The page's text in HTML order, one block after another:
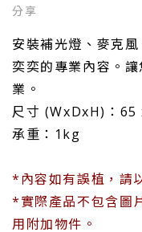
安裝補光燈、麥克
奕奕的專業內容。
業。
尺寸 (WxDxH)：
承重：1kg
*內容如有誤植，請
*實際產品不包含圖
用附加物件。